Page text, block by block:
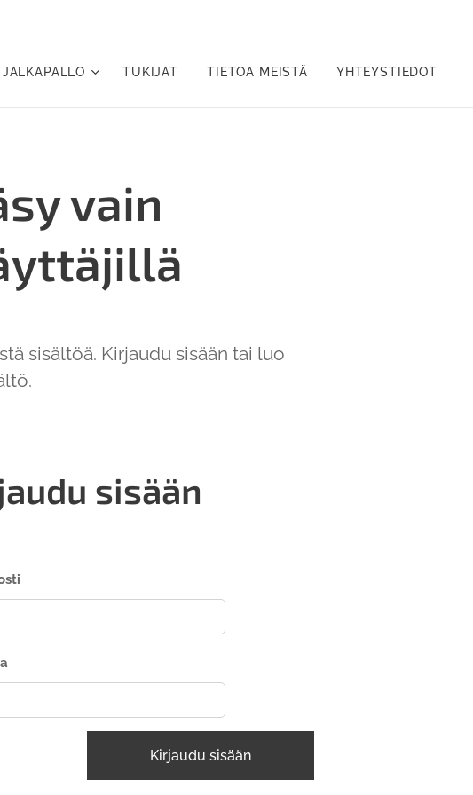
JALKAPALLO TUKIJAT TIETOA MEISTÄ YHTEYSTIEDOT
vain
sisältöä. Kirjaudu sisään tai luo
sisään
Kirjaudu sisään